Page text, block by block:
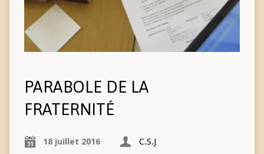
PARABOLE DE LA
FRATERNITÉ
18 juillet 2016 C.S.J